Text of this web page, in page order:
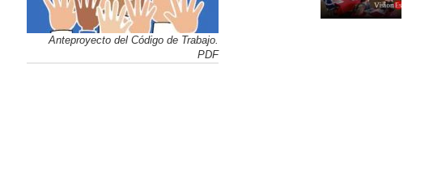
Anteproyecto del Código de Trabajo.
PDF